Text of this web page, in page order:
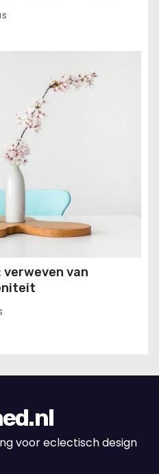
van
voor eclectisch design